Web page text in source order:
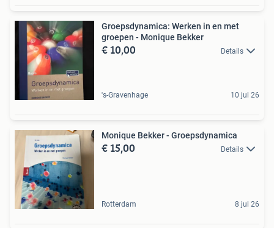
Groepsdynamica: Werken in en met
groepen - Monique Bekker
€ 10,00 Details
's-Gravenhage 10 jul 26
Monique Bekker - Groepsdynamica
€ 15,00 Details
Rotterdam 8 jul 26